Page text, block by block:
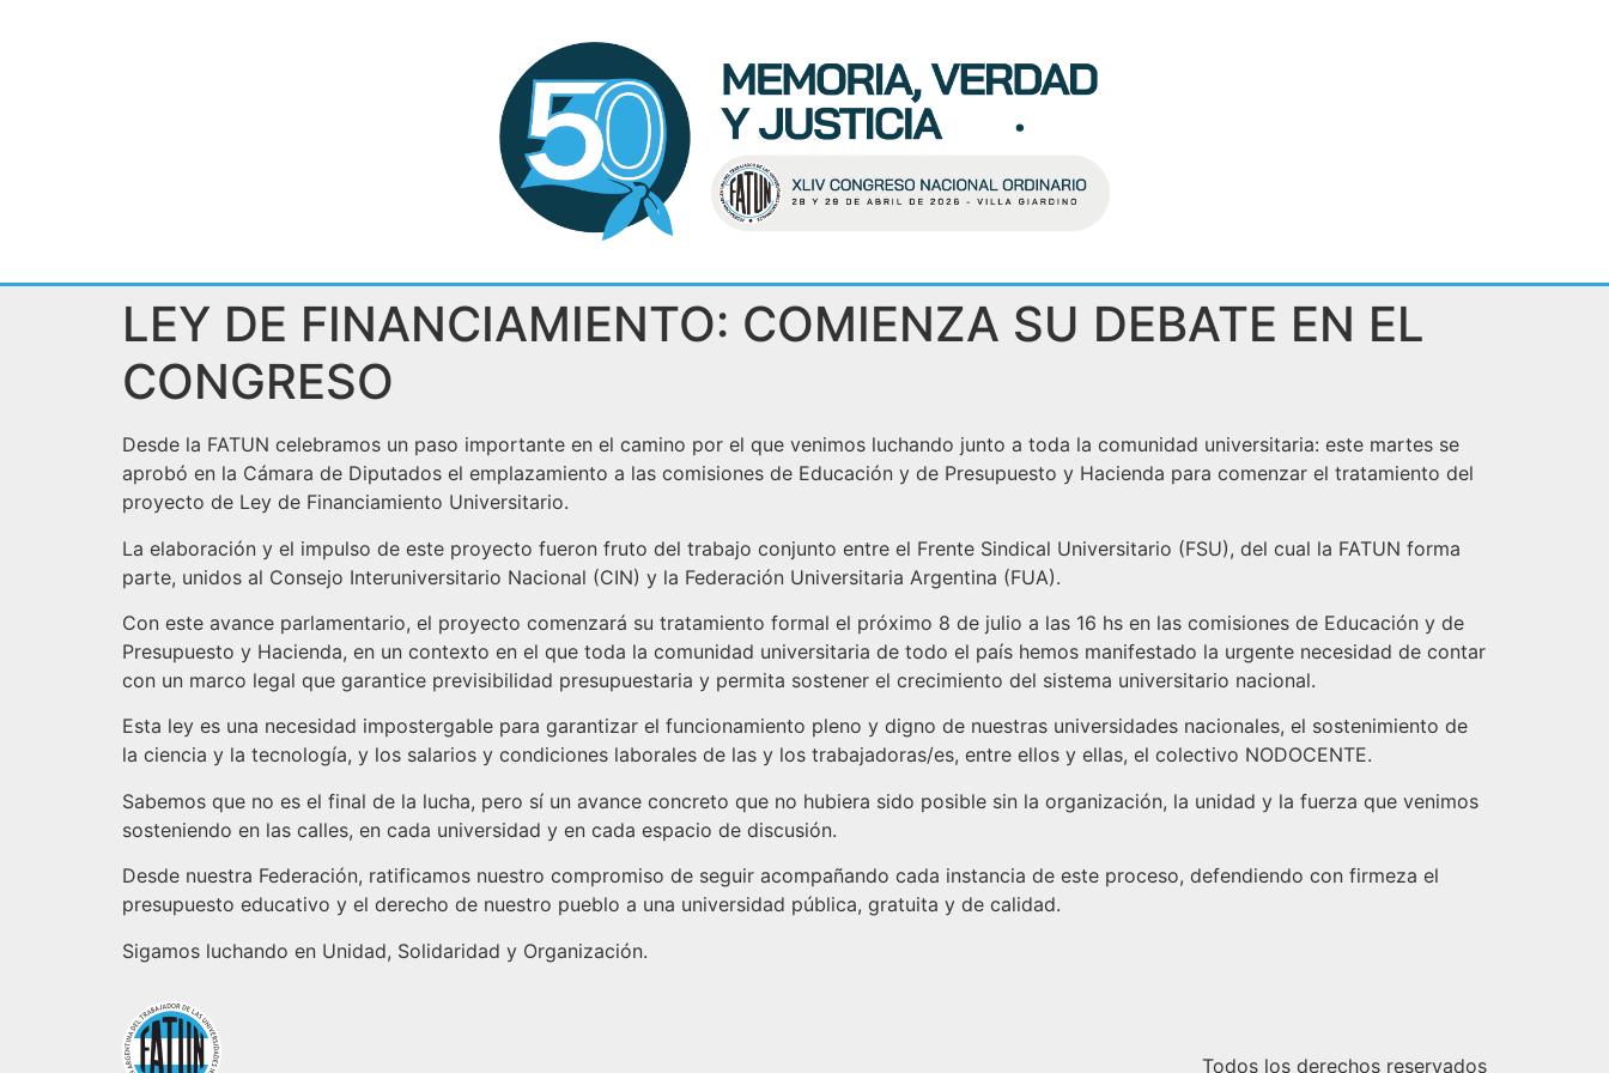
LEY DE FINANCIAMIENTO: COMIENZA SU DEBATE EN EL
CONGRESO
Desde la FATUN celebramos un paso importante en el camino por el que venimos luchando junto a toda la comunidad universitaria: este martes se
aprobó en la Cámara de Diputados el emplazamiento a las comisiones de Educación y de Presupuesto y Hacienda para comenzar el tratamiento del
proyecto de Ley de Financiamiento Universitario.
La elaboración y el impulso de este proyecto fueron fruto del trabajo conjunto entre el Frente Sindical Universitario (FSU), del cual la FATUN forma
parte, unidos al Consejo Interuniversitario Nacional (CIN) y la Federación Universitaria Argentina (FUA).
Con este avance parlamentario, el proyecto comenzará su tratamiento formal el próximo 8 de julio a las 16 hs en las comisiones de Educación y de
Presupuesto y Hacienda, en un contexto en el que toda la comunidad universitaria de todo el país hemos manifestado la urgente necesidad de contar
con un marco legal que garantice previsibilidad presupuestaria y permita sostener el crecimiento del sistema universitario nacional.
Esta ley es una necesidad impostergable para garantizar el funcionamiento pleno y digno de nuestras universidades nacionales, el sostenimiento de
la ciencia y la tecnología, y los salarios y condiciones laborales de las y los trabajadoras/es, entre ellos y ellas, el colectivo NODOCENTE.
Sabemos que no es el final de la lucha, pero sí un avance concreto que no hubiera sido posible sin la organización, la unidad y la fuerza que venimos
sosteniendo en las calles, en cada universidad y en cada espacio de discusión.
Desde nuestra Federación, ratificamos nuestro compromiso de seguir acompañando cada instancia de este proceso, defendiendo con firmeza el
presupuesto educativo y el derecho de nuestro pueblo a una universidad pública, gratuita y de calidad.
Sigamos luchando en Unidad, Solidaridad y Organización.
Todos los derechos reservados